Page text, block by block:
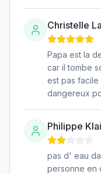
Christelle
Papa est la
car il tombe
est pas facile
dangereux
Philippe
pas d' eau
personne en